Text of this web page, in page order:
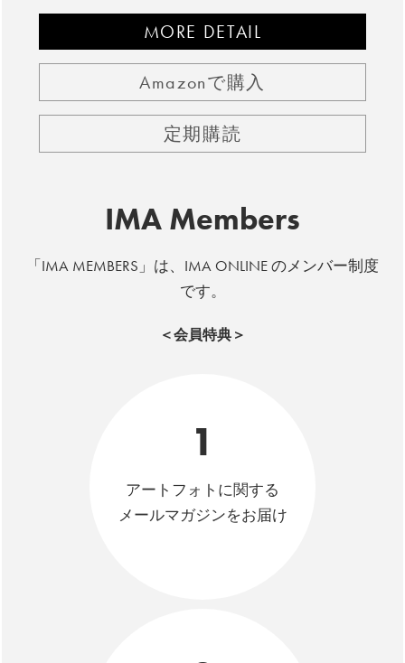
MORE DETAIL
Amazonで購入
定期購読
IMA Members
「IMA MEMBERS」は、IMA ONLINE のメンバー制度
です。
＜会員特典＞
1
アートフォトに関する
メールマガジンをお届け